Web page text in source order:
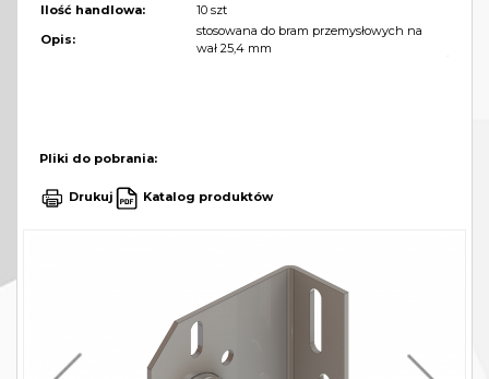
Ilość handlowa:
10 szt
Opis:
stosowana do bram przemysłowych na
wał 25,4 mm
Pliki do pobrania:
Drukuj Katalog produktów